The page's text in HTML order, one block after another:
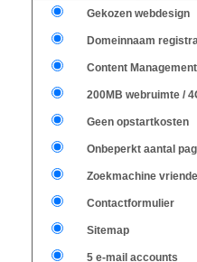
Gekozen webdesign
Domeinnaam
Content
200MB webruimte /
Geen opstartkosten
Onbeperkt aantal
Zoekmachine
Contactformulier
Sitemap
5 e-mail accounts